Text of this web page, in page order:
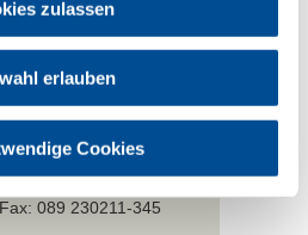
zulassen
erlauben
Cookies
Strahlenschutz
Telefonisch erreichbar:
Mo–Do: 8.30 bis 11.30 Uhr
und 12.30 bis 15.00 Uhr
Fax: 089 230211-345